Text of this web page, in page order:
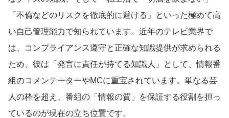
「不倫などのリスクを徹底的に避ける」といった極めて高
い自己管理能力で知られています。近年のテレビ業界で
は、コンプライアンス遵守と正確な知識提供が求められる
ため、彼は「発言に責任が持てる知識人」として、情報番
組のコメンテーターやMCに重宝されています。単なる芸
人の枠を超え、番組の「情報の質」を保証する役割を担っ
ているのが現在の立ち位置です。